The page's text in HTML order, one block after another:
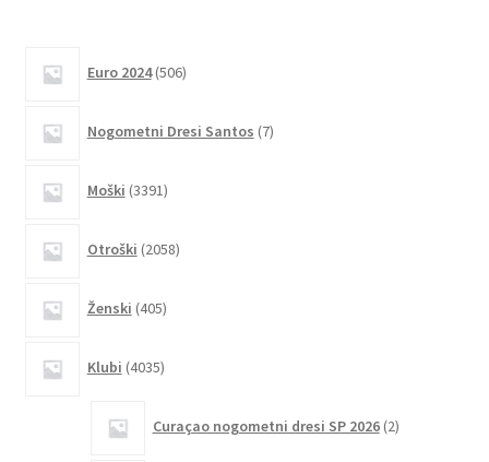
Euro 2024 506izdelkov
Nogometni Dresi Santos 7izdelkov
Moški 3391izdelkov
Otroški 2058izdelkov
Ženski 405izdelkov
Klubi 4035izdelkov
Curaçao nogometni dresi SP 2026 2izdelka